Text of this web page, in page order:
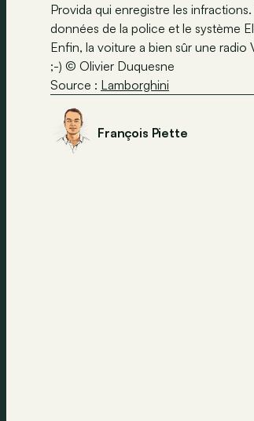
Provida qui enregistre les
données de la police et le système
Enfin, la voiture a bien sûr une
;-) © Olivier Duquesne
Source : Lamborghini
François Piette